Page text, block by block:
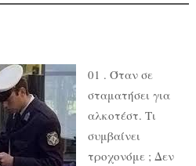
01 . Όταν σε
σταματήσει για
αλκοτέστ. Τι
συμβαίνει
τροχονόμε ; Δεν